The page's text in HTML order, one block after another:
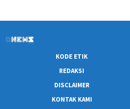
KODE ETIK
REDAKSI
DISCLAIMER
KONTAK KAMI